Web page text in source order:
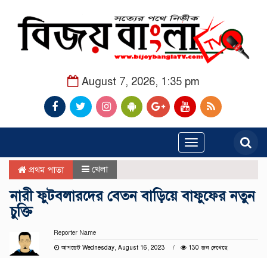
August 7, 2026, 1:35 pm
Toggle
navigation
প্রথম পাতা খেলা
নারী ফুটবলারদের বেতন বাড়িয়ে বাফুফের নতুন
চুক্তি
Reporter Name
আপডেট Wednesday, August 16, 2023
130 জন দেখেছে